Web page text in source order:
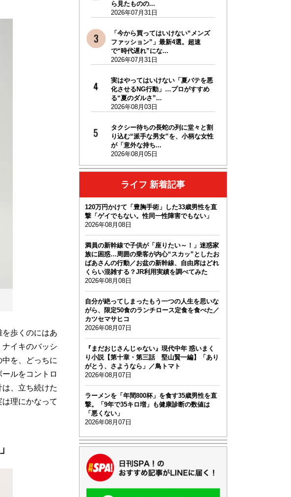
歩くのにはあ
イキのバッシ
を、どっちに
ルをコントロ
、立ち続けた
理にかなって
ら見たものの...
2026年07月31日
「今から買ってはいけない“メンズ
ファッション”」最新4選。超速
で“時代遅れ”にな...
2026年07月31日
実はやってはいけない「夏バテを悪
化させるNG行動」…プロがすすめ
る“夏のダルさ”...
2026年08月03日
タクシー待ちの長蛇の列に堂々と割
り込む“派手な男女”を、小柄な女性
が「意外な持ち...
2026年08月05日
ライフ 新着記事
120万円かけて「豊胸手術」した33歳男性を直
撃「ゲイでもない。性同一性障害でもない」
2026年08月08日
満員の新幹線で子供が「座りたい～！」迷惑家
族に困惑…周囲の乗客が内心“スカッ”としたお
ばあさんの行動／お盆の新幹線、自由席はどれ
くらい混雑する？JR利用実績を調べてみた
2026年08月08日
自分が絶ってしまったもう一つの人生を思いな
がら、限定50食のランチロース定食を食べた／
カツセマサヒコ
2026年08月07日
『まだおじさんじゃない』現代中年 惑いまく
り小説【第十章・第三話 堅山賢一編】「あり
がとう、さようなら」／鳥トマト
2026年08月07日
ラーメンを「年間800杯」を食す35歳男性を直
撃。「9年で35キロ増」も健康診断の数値は
「悪くない」
2026年08月07日